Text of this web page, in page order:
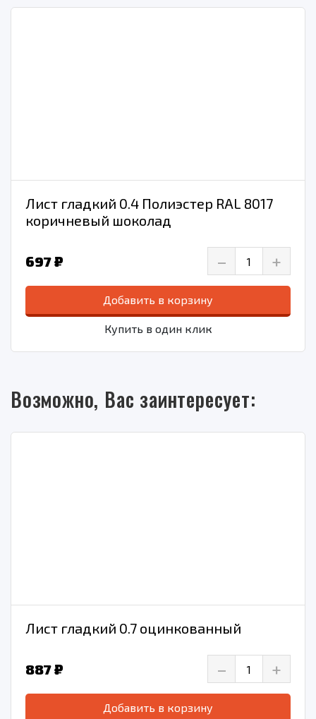
Лист гладкий 0.4 Полиэстер RAL 8017
коричневый шоколад
697 ₽ – +
Добавить в корзину
Купить в один клик
Возможно, Вас заинтересует:
Лист гладкий 0.7 оцинкованный
887 ₽ – +
Добавить в корзину